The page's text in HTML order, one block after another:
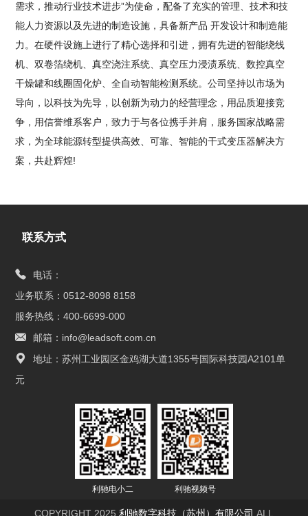
需求，推动行业技术进步”为使命，配备了充实的管理、技术和技
能人力资源以及先进的制造设施，具备新产品 开发设计和制造能
力。在硬件设施上进行了精心选择和引进，拥有先进的智能绕线
机、双卷箔绕机、真空浇注系统、真空压力浸渍系统、数控真空
干燥罐和线圈固化炉、全自动智能检测系统。公司坚持以市场为
导向，以科技为先导，以创新为动力的经营理念，用品质迎接竞
争，用信誉维系客户，致力于与各位携手并肩，服务国家战略需
求，为全球能源转型提供高效、可靠、智能的干式变压器解决方
案，共赴辉煌!
联系方式
电话：
业务联系：0512-8098 8158
服务热线：400-6699-000
邮箱：info@leadsoft.com.cn
地址：苏州工业园区金鸡湖大道1355号国际科技园A2101单
元
利驰电小二 利驰视频号
COPYRIGHT 2025 利驰数字科技（苏州）有限公司 ALL